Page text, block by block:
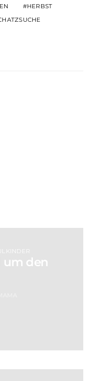
HERBST
um den